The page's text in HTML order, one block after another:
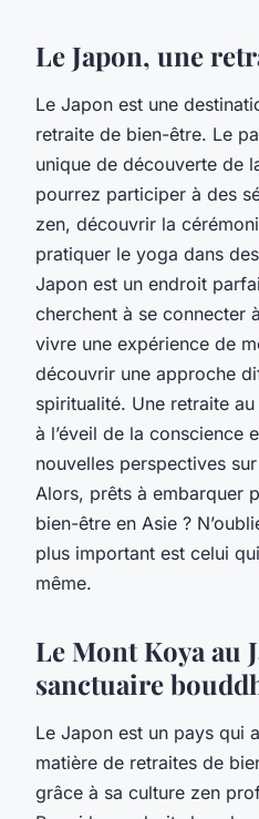
Le Japon, une
Le Japon est une
retraite de bien-être. Le
unique de découverte de
pourrez participer à des
zen, découvrir la
pratiquer le yoga dans
Japon est un endroit
cherchent à se connecter
vivre une expérience de
découvrir une approche
spiritualité. Une retraite
à l’éveil de la conscience
nouvelles perspectives
Alors, prêts à embarquer
bien-être en Asie ?
plus important est celui
même.
Le Mont Koya au
sanctuaire
Le Japon est un pays qui
matière de retraites de
grâce à sa culture zen